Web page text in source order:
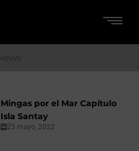
Mingas por el Mar Capítulo
Isla Santay
25 mayo, 2022